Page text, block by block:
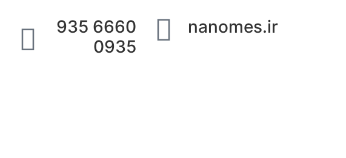
nanomes.ir
6660 935
0935